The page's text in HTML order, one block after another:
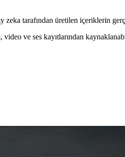
zeka tarafından üretilen içeriklerin
ve ses kayıtlarından